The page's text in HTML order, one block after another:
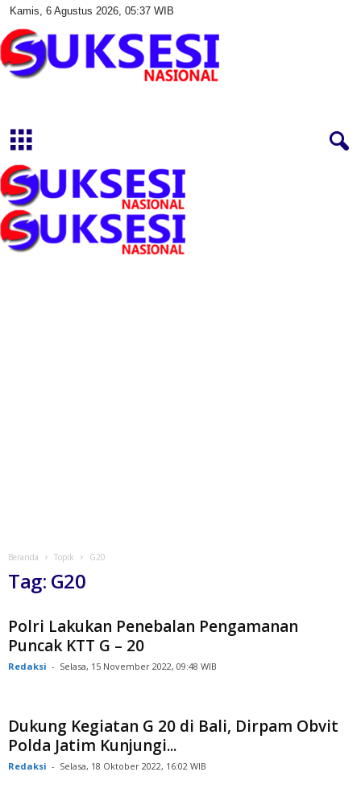
Kamis, 6 Agustus 2026, 05:37 WIB
s
i
a
s
Beranda Topik G20
Tag: G20
Polri Lakukan Penebalan Pengamanan
Puncak KTT G – 20
Redaksi - Selasa, 15 November 2022, 09:48 WIB
Dukung Kegiatan G 20 di Bali, Dirpam Obvit
Polda Jatim Kunjungi...
Redaksi - Selasa, 18 Oktober 2022, 16:02 WIB